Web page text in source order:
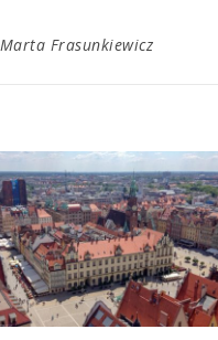
Marta Frasunkiewicz